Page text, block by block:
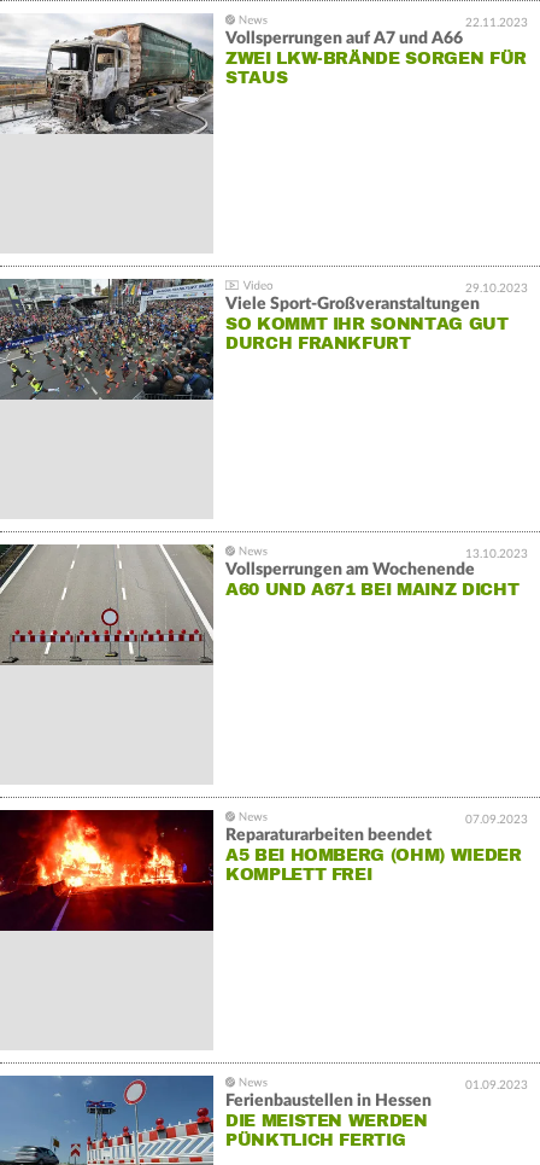
22.11.2023
Vollsperrungen auf A7 und A66
ZWEI LKW-BRÄNDE SORGEN FÜR
STAUS
29.10.2023
Viele Sport-Großveranstaltungen
SO KOMMT IHR SONNTAG GUT
DURCH FRANKFURT
13.10.2023
Vollsperrungen am Wochenende
A60 UND A671 BEI MAINZ DICHT
07.09.2023
Reparaturarbeiten beendet
A5 BEI HOMBERG (OHM) WIEDER
KOMPLETT FREI
01.09.2023
Ferienbaustellen in Hessen
DIE MEISTEN WERDEN
PÜNKTLICH FERTIG